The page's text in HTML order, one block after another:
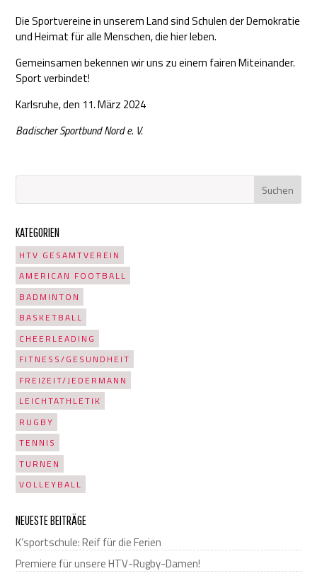
Die Sportvereine in unserem Land sind Schulen der Demokratie
und Heimat für alle Menschen, die hier leben.
Gemeinsamen bekennen wir uns zu einem fairen Miteinander.
Sport verbindet!
Karlsruhe, den 11. März 2024
Badischer Sportbund Nord e. V.
KATEGORIEN
HTV GESAMTVEREIN
AMERICAN FOOTBALL
BADMINTON
BASKETBALL
CHEERLEADING
FITNESS/GESUNDHEIT
FREIZEIT/JEDERMANN
LEICHTATHLETIK
RUGBY
TENNIS
TURNEN
VOLLEYBALL
NEUESTE BEITRÄGE
K’sportschule: Reif für die Ferien
Premiere für unsere HTV-Rugby-Damen!